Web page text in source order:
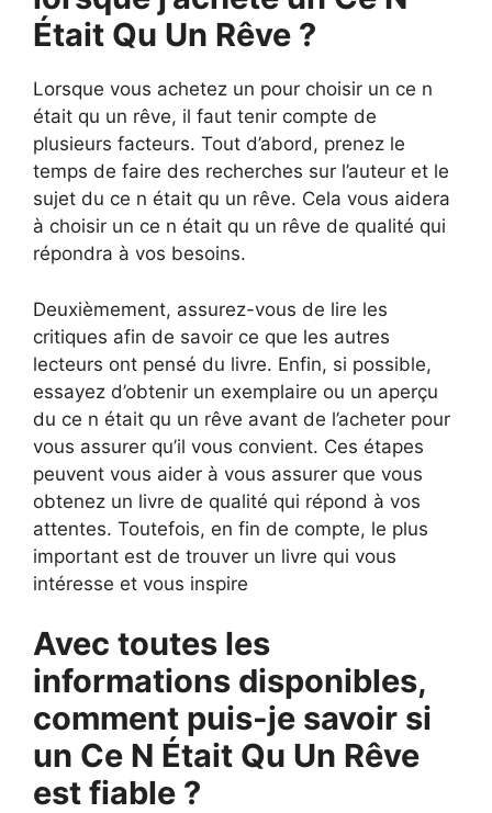
Était Qu Un Rêve ?
Lorsque vous achetez un pour choisir un ce n
était qu un rêve, il faut tenir compte de
plusieurs facteurs. Tout d’abord, prenez le
temps de faire des recherches sur l’auteur et le
sujet du ce n était qu un rêve. Cela vous aidera
à choisir un ce n était qu un rêve de qualité qui
répondra à vos besoins.
Deuxièmement, assurez-vous de lire les
critiques afin de savoir ce que les autres
lecteurs ont pensé du livre. Enfin, si possible,
essayez d’obtenir un exemplaire ou un aperçu
du ce n était qu un rêve avant de l’acheter pour
vous assurer qu’il vous convient. Ces étapes
peuvent vous aider à vous assurer que vous
obtenez un livre de qualité qui répond à vos
attentes. Toutefois, en fin de compte, le plus
important est de trouver un livre qui vous
intéresse et vous inspire
Avec toutes les
informations disponibles,
comment puis-je savoir si
un Ce N Était Qu Un Rêve
est fiable ?